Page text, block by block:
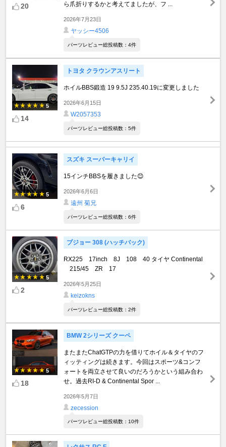
20
ら爪折りするかと考えてましたが、フ ...
2026年7月23日
ヤッシー4506
パーツレビュー総投稿数：4件
5
14
トヨタ クラウンアスリート
ホイルBBS鍛造 19 9.5J 235.40.19に変更しました
2026年6月15日
W2057353
パーツレビュー総投稿数：5件
5
6
スズキ スーパーキャリイ
15インチBBSを履きました😊
2026年6月6日
遠州 菊兄
パーツレビュー総投稿数：6件
5
2
プジョー 308 (ハッチバック)
RX225 17inch 8J 108 40 タイヤ Continental
215/45 ZR 17
2026年5月25日
keizokns
パーツレビュー総投稿数：2件
5
18
BMW 2シリーズ クーペ
またまたChatGTPの力を借りてホイル＆タイヤのフ
ィッティングは続きます。今回はスポーツ&コンフ
ォートを両立させて良いのだろうかという組み合わ
せ。過去RI-D & Continental Spor ...
2026年5月7日
zecession
パーツレビュー総投稿数：10件